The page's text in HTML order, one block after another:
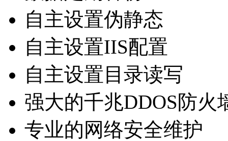
自主设置伪静态
自主设置IIS配置
自主设置目录读写
强大的千兆DDOS防火
专业的网络安全维护